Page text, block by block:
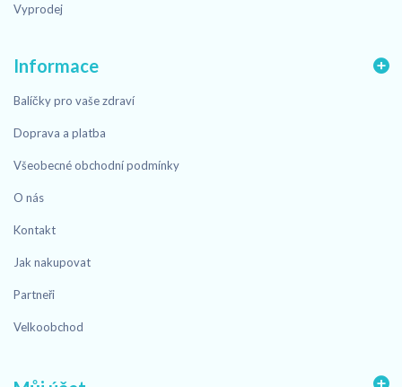
Vyprodej
Informace
Balíčky pro vaše zdraví
Doprava a platba
Všeobecné obchodní podmínky
O nás
Kontakt
Jak nakupovat
Partneři
Velkoobchod